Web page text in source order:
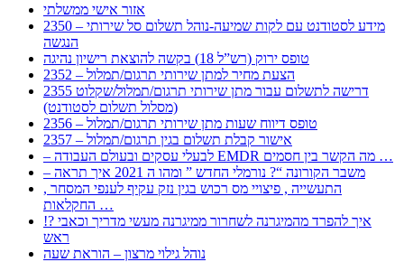
אזור אישי ממשלתי
2350 – מידע לסטודנט עם לקות שמיעה-נוהל תשלום סל שירותי
הנגשה
טופס ירוק (רש”ל 18) בקשה להוצאת רישיון נהיגה
2352 – הצעת מחיר למתן שירותי תרגום/תמלול
2355 דרישה לתשלום עבור מתן שירותי תרגום/תמלול/שקלוט
(מסלול תשלום לסטודנט)
2356 – טופס דיווח שעות מתן שירותי תרגום/תמלול
2357 – אישור קבלת תשלום בגין תרגום/תמלול
– לבעלי עסקים ובעולם העבודה EMDR מה הקשר בין חסמים …
– משבר הקורונה “? נורמלי החדש ” ומהו ה 2021 איך תראה
, התעשייה , פיצויי מס רכוש בגין נזק עקיף לענפי המסחר
החקלאות …
!? איך להפרד מהמיגרנה לשחרור ממיגרנה מעשי מדריך וכאבי
ראש
נוהל גילוי מרצון – הוראת שעה